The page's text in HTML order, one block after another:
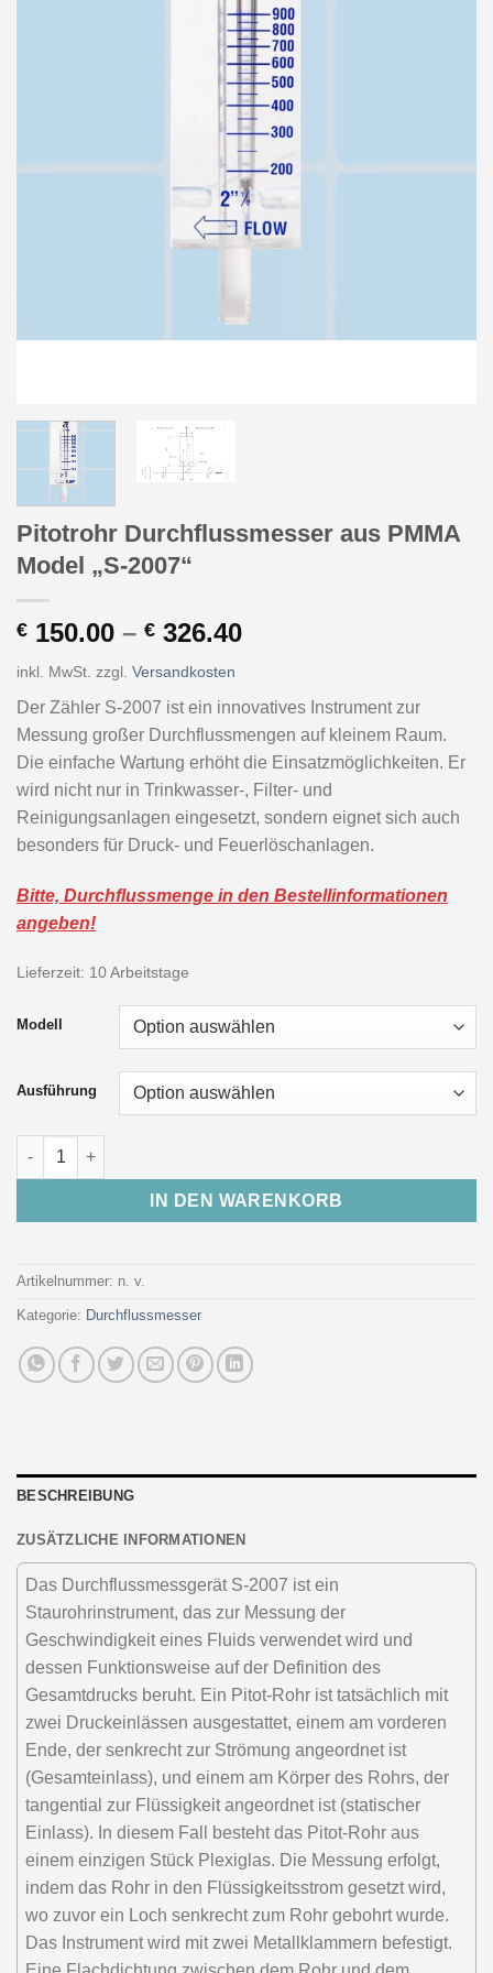
Pitotrohr Durchflussmesser aus PMMA
Model „S-2007“
€ 150.00 – € 326.40
inkl. MwSt. zzgl. Versandkosten
Der Zähler S-2007 ist ein innovatives Instrument zur
Messung großer Durchflussmengen auf kleinem Raum.
Die einfache Wartung erhöht die Einsatzmöglichkeiten. Er
wird nicht nur in Trinkwasser-, Filter- und
Reinigungsanlagen eingesetzt, sondern eignet sich auch
besonders für Druck- und Feuerlöschanlagen.
Bitte, Durchflussmenge in den Bestellinformationen
angeben!
Lieferzeit: 10 Arbeitstage
Modell
Ausführung
Pitotrohr Durchflussmesser aus PMMA Model "S-2007" Menge
IN DEN WARENKORB
Artikelnummer: n. v.
Kategorie: Durchflussmesser
BESCHREIBUNG
ZUSÄTZLICHE INFORMATIONEN
Das Durchflussmessgerät S-2007 ist ein
Staurohrinstrument, das zur Messung der
Geschwindigkeit eines Fluids verwendet wird und
dessen Funktionsweise auf der Definition des
Gesamtdrucks beruht. Ein Pitot-Rohr ist tatsächlich mit
zwei Druckeinlässen ausgestattet, einem am vorderen
Ende, der senkrecht zur Strömung angeordnet ist
(Gesamteinlass), und einem am Körper des Rohrs, der
tangential zur Flüssigkeit angeordnet ist (statischer
Einlass). In diesem Fall besteht das Pitot-Rohr aus
einem einzigen Stück Plexiglas. Die Messung erfolgt,
indem das Rohr in den Flüssigkeitsstrom gesetzt wird,
wo zuvor ein Loch senkrecht zum Rohr gebohrt wurde.
Das Instrument wird mit zwei Metallklammern befestigt.